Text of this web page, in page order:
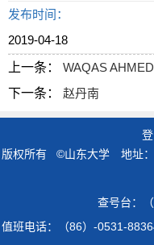
发布时间：
2019-04-18
上一条：
WAQAS
下一条：
赵丹南
版权所有 ©山东大学 地址：
查号台：
值班电话：（86）-0531-